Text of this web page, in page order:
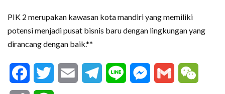
PIK 2 merupakan kawasan kota mandiri yang memiliki
potensi menjadi pusat bisnis baru dengan lingkungan yang
dirancang dengan baik.**
FacebookTwitter Email Telegram
Line Messenger
Gmail